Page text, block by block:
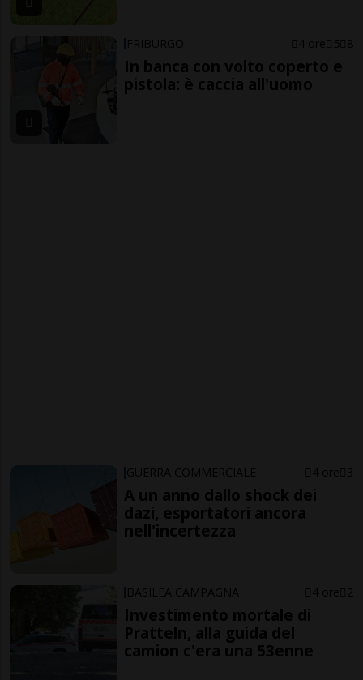
FRIBURGO 4 ore 5 8
In banca con volto coperto e
pistola: è caccia all'uomo
GUERRA COMMERCIALE 4 ore 3
A un anno dallo shock dei
dazi, esportatori ancora
nell'incertezza
BASILEA CAMPAGNA 4 ore 2
Investimento mortale di
Pratteln, alla guida del
camion c'era una 53enne